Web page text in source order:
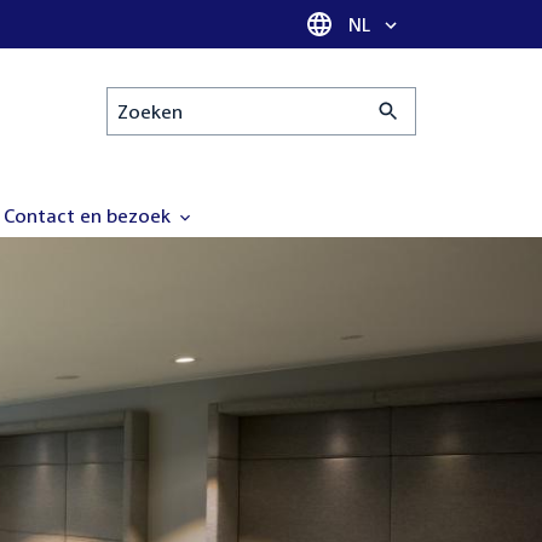
Taal selectie
NL
Zoeken
Contact en bezoek